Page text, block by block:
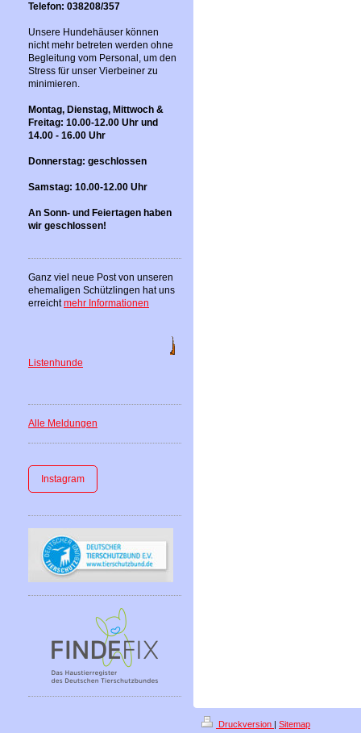
Telefon: 038208/357
Unsere Hundehäuser können
nicht mehr betreten werden ohne
Begleitung vom Personal, um den
Stress für unser Vierbeiner zu
minimieren.
Montag, Dienstag, Mittwoch &
Freitag: 10.00-12.00 Uhr und
14.00 - 16.00 Uhr
Donnerstag: geschlossen
Samstag: 10.00-12.00 Uhr
An Sonn- und Feiertagen haben
wir geschlossen!
Ganz viel neue Post von unseren
ehemaligen Schützlingen hat uns
erreichtmehr Informationen
Listenhunde
Alle Meldungen
Instagram
Druckversion | Sitemap